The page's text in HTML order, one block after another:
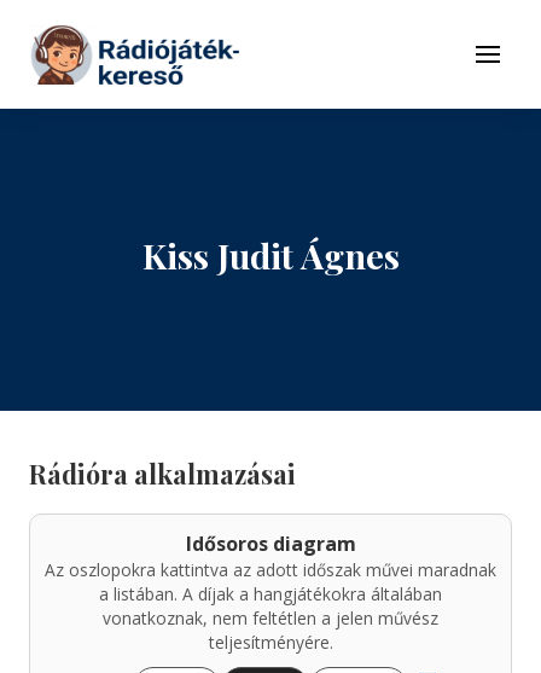
Tovább a tartalomhoz
Menü
Kiss Judit Ágnes
Rádióra alkalmazásai
Idősoros diagram
Az oszlopokra kattintva az adott időszak művei maradnak
a listában. A díjak a hangjátékokra általában
vonatkoznak, nem feltétlen a jelen művész
teljesítményére.